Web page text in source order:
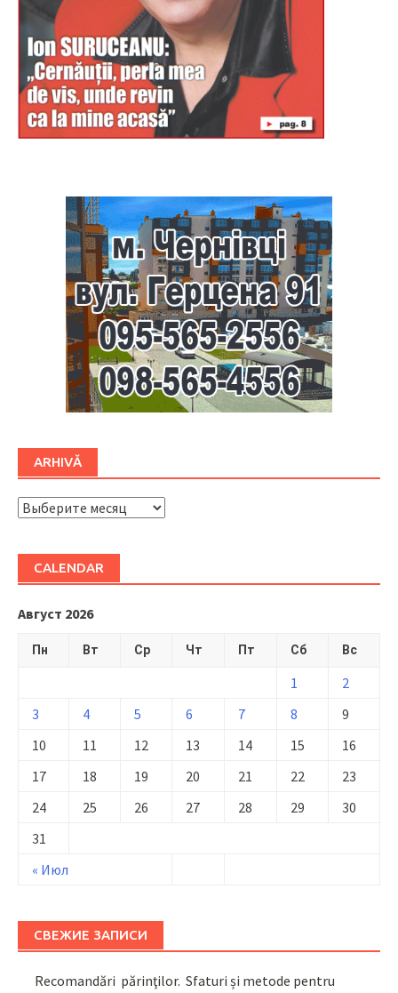
ARHIVĂ
ARHIVĂ
CALENDAR
Август 2026
Пн Вт Ср Чт Пт Сб Вс
« Июл
1
2
3
4 5 6 7 8
9
10
11 12 13 14 15
16
17
18 19 20 21 22
23
24
25 26 27 28 29
30
31
СВЕЖИЕ ЗАПИСИ
Recomandări părinţilor. Sfaturi și metode pentru